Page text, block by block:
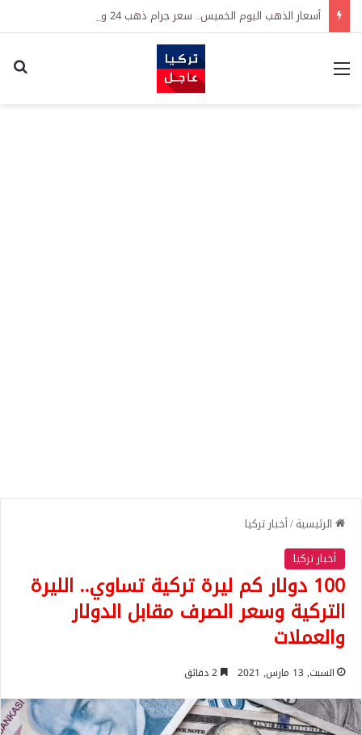
القائمة
الرئيسية/أخبار تركيا
أخبار تركيا
100 دولار كم ليرة تركية تساوي.. الليرة
التركية وسعر الصرف مقابل الدولار
والعملات
السبت, 13 مارس, 2021